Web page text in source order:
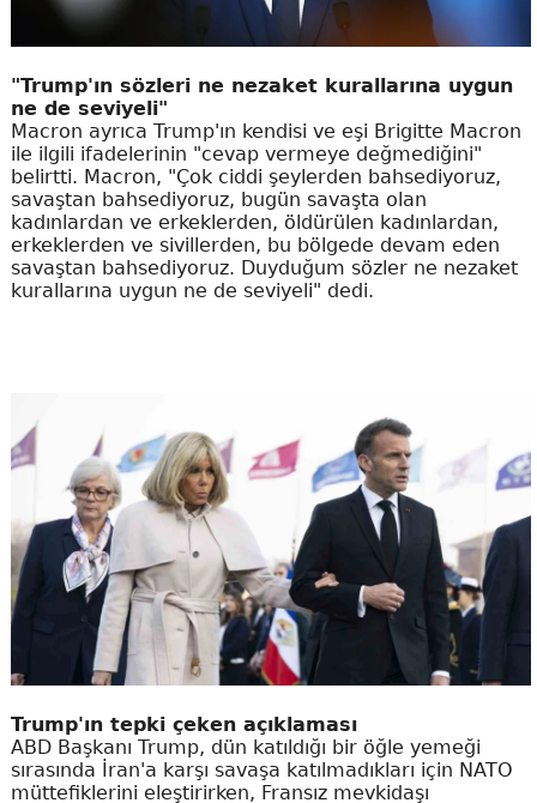
"Trump'ın sözleri ne nezaket kurallarına uygun
ne de seviyeli"
Macron ayrıca Trump'ın kendisi ve eşi Brigitte Macron
ile ilgili ifadelerinin "cevap vermeye değmediğini"
belirtti. Macron, "Çok ciddi şeylerden bahsediyoruz,
savaştan bahsediyoruz, bugün savaşta olan
kadınlardan ve erkeklerden, öldürülen kadınlardan,
erkeklerden ve sivillerden, bu bölgede devam eden
savaştan bahsediyoruz. Duyduğum sözler ne nezaket
kurallarına uygun ne de seviyeli" dedi.
Trump'ın tepki çeken açıklaması
ABD Başkanı Trump, dün katıldığı bir öğle yemeği
sırasında İran'a karşı savaşa katılmadıkları için NATO
müttefiklerini eleştirirken, Fransız mevkidaşı